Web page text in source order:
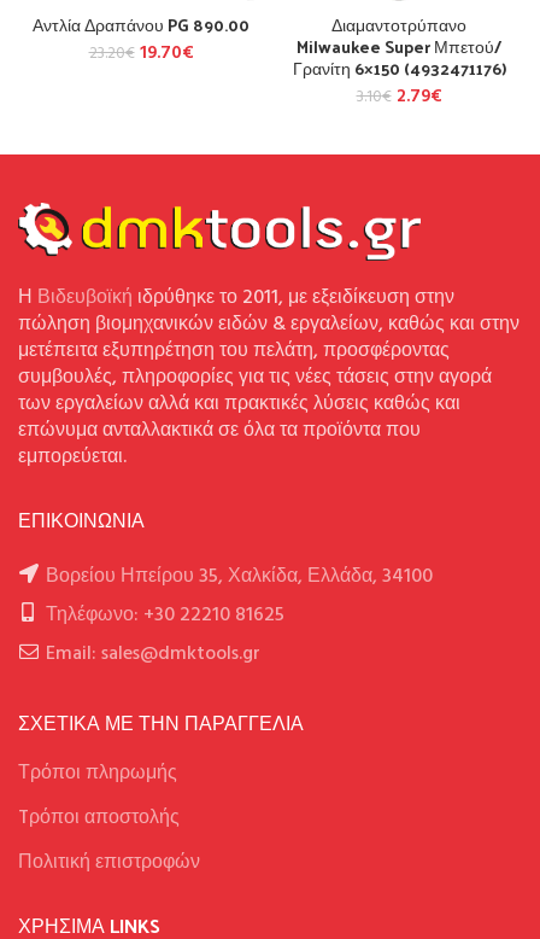
Αντλία Δραπάνου PG 890.00
23.20€ 19.70€
Διαμαντοτρύπανο
Milwaukee Super Μπετού/
Γρανίτη 6×150 (4932471176)
3.10€ 2.79€
Η Βιδευβοϊκή ιδρύθηκε το 2011, με εξειδίκευση στην
πώληση βιομηχανικών ειδών & εργαλείων, καθώς και στην
μετέπειτα εξυπηρέτηση του πελάτη, προσφέροντας
συμβουλές, πληροφορίες για τις νέες τάσεις στην αγορά
των εργαλείων αλλά και πρακτικές λύσεις καθώς και
επώνυμα ανταλλακτικά σε όλα τα προϊόντα που
εμπορεύεται.
ΕΠΙΚΟΙΝΩΝΙΑ
Βορείου Ηπείρου 35, Χαλκίδα, Ελλάδα, 34100
Τηλέφωνο: +30 22210 81625
Email: sales@dmktools.gr
ΣΧΕΤΙΚΑ ΜΕ ΤΗΝ ΠΑΡΑΓΓΕΛΙΑ
Τρόποι πληρωμής
Tρόποι αποστολής
Πολιτική επιστροφών
ΧΡΉΣΙΜΑ LINKS